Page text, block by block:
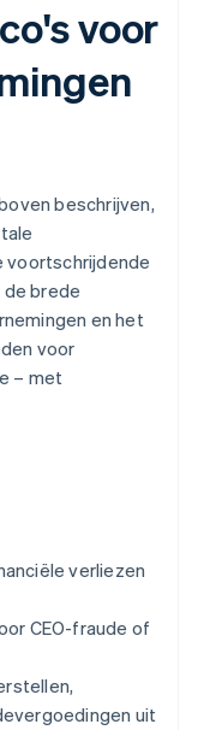
voor
beschrijven,
voortschrijdende
brede
en het
voor
– met
verliezen
CEO-fraude of
uit